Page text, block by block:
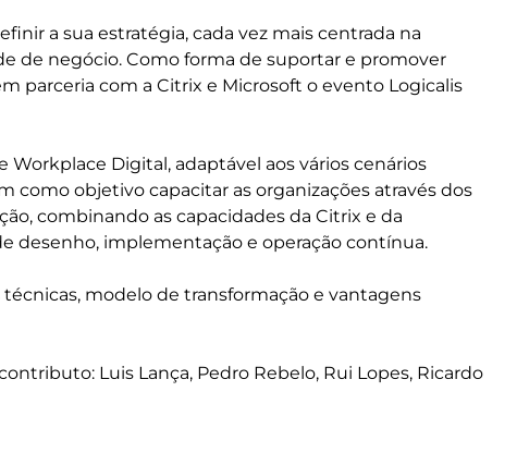
a sua estratégia, cada vez mais centrada na
de negócio. Como forma de suportar e promover
parceria com a Citrix e Microsoft o evento Logicalis
Digital, adaptável aos vários cenários
como objetivo capacitar as organizações através dos
combinando as capacidades da Citrix e da
desenho, implementação e operação contínua.
modelo de transformação e vantagens
Luis Lança, Pedro Rebelo, Rui Lopes, Ricardo